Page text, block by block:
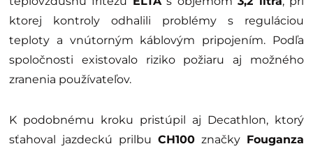
ktorej kontroly odhalili problémy s reguláciou
teploty a vnútorným káblovým pripojením. Podľa
spoločnosti existovalo riziko požiaru aj možného
zranenia používateľov.
K podobnému kroku pristúpil aj Decathlon, ktorý
sťahoval jazdeckú prilbu CH100 značky Fouganza